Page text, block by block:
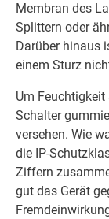
Membran des
Splittern oder
Darüber hinaus
einem Sturz
Um
Schalter
versehen. Wie
die IP-
Ziffern
gut das Gerät